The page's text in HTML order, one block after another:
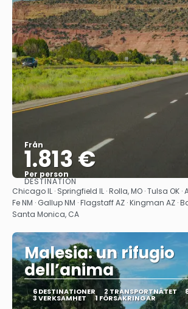
Från
1.813 €
Per person
Se
DESTINATION
Chicago IL · Springfield IL · Rolla, MO · Tulsa OK
Fe NM · Gallup NM · Flagstaff AZ · Kingman AZ ·
Santa Monica, CA
Malesia: un rifugio
dell’anima
6 DESTINATIONER 2 TRANSPORTNÄTET
3 VERKSAMHET 1 FÖRSÄKRINGAR